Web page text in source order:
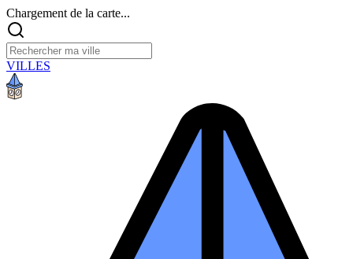
Chargement de la carte...
VILLES